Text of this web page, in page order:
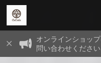
オンラインショッ
問い合わせください